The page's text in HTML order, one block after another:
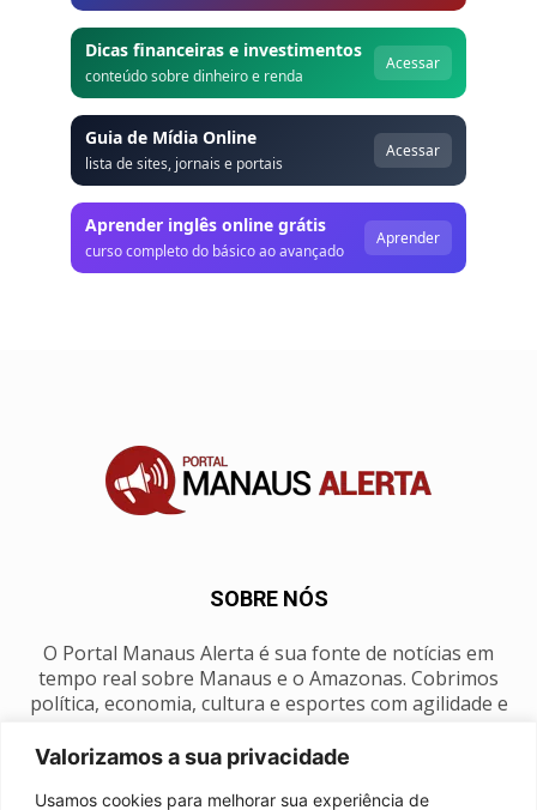
Valorizamos a sua privacidade
Usamos cookies para melhorar sua experiência de
Dicas financeiras e investimentos
conteúdo sobre dinheiro e renda
Acessar
Guia de Mídia Online
lista de sites, jornais e portais
Acessar
Aprender inglês online grátis
curso completo do básico ao avançado
Aprender
SOBRE NÓS
O Portal Manaus Alerta é sua fonte de notícias em
tempo real sobre Manaus e o Amazonas. Cobrimos
política, economia, cultura e esportes com agilidade e